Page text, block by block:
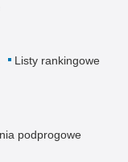
Listy rankingowe
podprogowe